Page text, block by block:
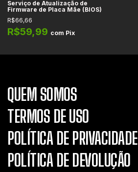
Serviço de Atualização de
Firmware de Placa Mãe (BIOS)
R$66,66
R$59,99 com Pix
QUEM SOMOS
TERMOS DE USO
POLÍTICA DE PRIVACIDADE
POLÍTICA DE DEVOLUÇÃO